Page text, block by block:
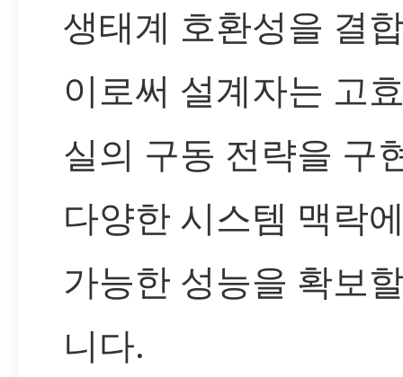
생태계 호환성을 결
이로써 설계자는 고
실의 구동 전략을 구
다양한 시스템 맥락
가능한 성능을 확보
니다.